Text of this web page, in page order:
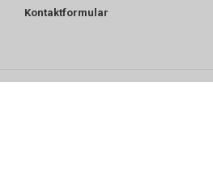
Kontaktformular